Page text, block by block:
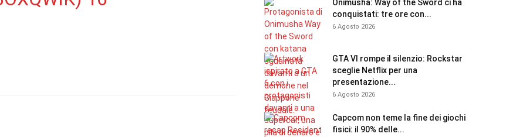
Onimusha: Way of the Sword ci ha
conquistati: tre ore con...
6 Agosto 2026
GTA VI rompe il silenzio: Rockstar
sceglie Netflix per una
presentazione...
6 Agosto 2026
Capcom non teme la fine dei giochi
fisici: il 90% delle...